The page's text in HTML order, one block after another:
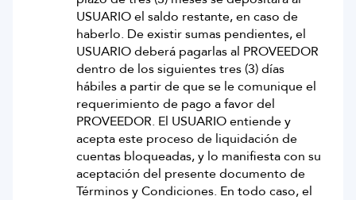
USUARIO el saldo restante, en caso de
haberlo. De existir sumas pendientes, el
USUARIO deberá pagarlas al PROVEEDOR
dentro de los siguientes tres (3) días
hábiles a partir de que se le comunique el
requerimiento de pago a favor del
PROVEEDOR. El USUARIO entiende y
acepta este proceso de liquidación de
cuentas bloqueadas, y lo manifiesta con su
aceptación del presente documento de
Términos y Condiciones. En todo caso, el